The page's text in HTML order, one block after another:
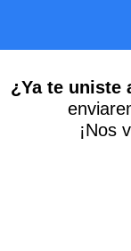
¿Ya te uniste
¡Nos